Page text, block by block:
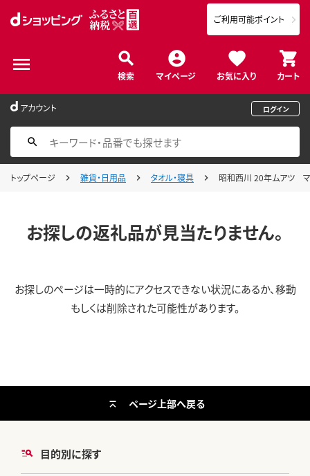
検索 マイページ お気に入り カート
ご利用可能ポイント
アカウント ログイン
トップページ 雑貨・日用品 タオル・寝具 昭和西川 20年ムアツ
お探しの返礼品が見当たりません。
お探しのページは一時的にアクセスできない状況にあるか、移動
もしくは削除された可能性があります。
目的別に探す
ページ上部へ戻る